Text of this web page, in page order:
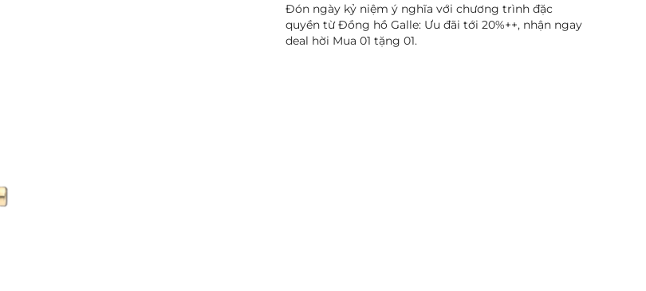
Đón ngày kỷ niệm ý nghĩa với chương trình đặc
quyền từ Đồng hồ Galle: Ưu đãi tới 20%++, nhận ngay
deal hời Mua 01 tặng 01.